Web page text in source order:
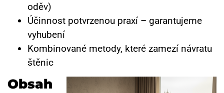
oděv)
Účinnost potvrzenou praxí – garantujeme
vyhubení
Kombinované metody, které zamezí návratu
štěnic
Obsah